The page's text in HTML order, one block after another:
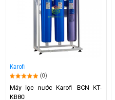
Karofi
(0)
Máy lọc nước Karofi BCN KT-
KB80